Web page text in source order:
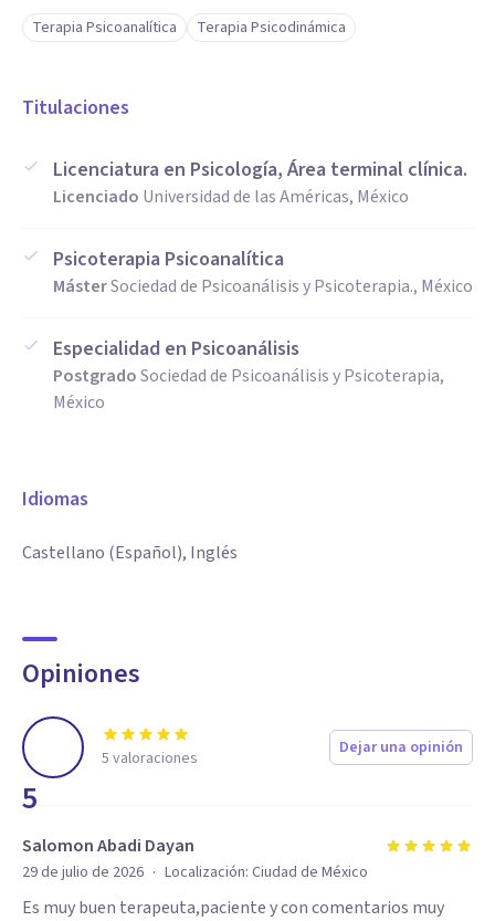
Terapia Psicoanalítica Terapia Psicodinámica
Titulaciones
Licenciatura en Psicología, Área terminal clínica.
Licenciado Universidad de las Américas, México
Psicoterapia Psicoanalítica
MásterSociedad de Psicoanálisis y Psicoterapia., México
Especialidad en Psicoanálisis
PostgradoSociedad de Psicoanálisis y Psicoterapia,
México
Idiomas
Castellano (Español), Inglés
Opiniones
5
5 valoraciones Dejar una opinión
Salomon Abadi Dayan
29 de julio de 2026 · Localización: Ciudad de México
Es muy buen terapeuta,paciente y con comentarios muy